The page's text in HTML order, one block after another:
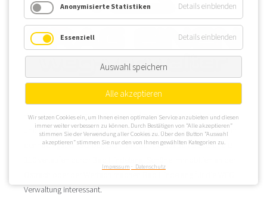
Bad Hindelang liegt im Südosten des Landkreises Oberallgäu
und grenzt dort an Österreich, ist für eine WEG Verwaltung aber
dennoch gut erreichbar, denn die Bundesstraßen B 308 und B
Verwaltung interessant.
Anonymisierte Statistiken Details einblenden
Essenziell Details einblenden
Auswahl speichern
Alle akzeptieren
Wir setzen Cookies ein, um Ihnen einen optimalen Service anzubieten und diesen
immer weiter verbessern zu können. Durch Bestätigen von “Alle akzeptieren”
stimmen Sie der Verwendung aller Cookies zu. Über den Button “Auswahl
akzeptieren” stimmen Sie nur den von Ihnen gewählten Kategorien zu.
Impressum Datenschutz